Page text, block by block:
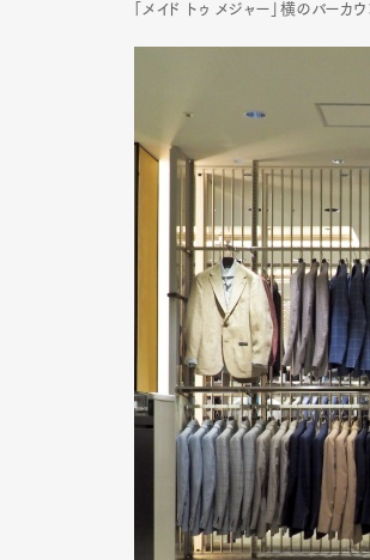
「メイド トゥ メジャー」横のバー